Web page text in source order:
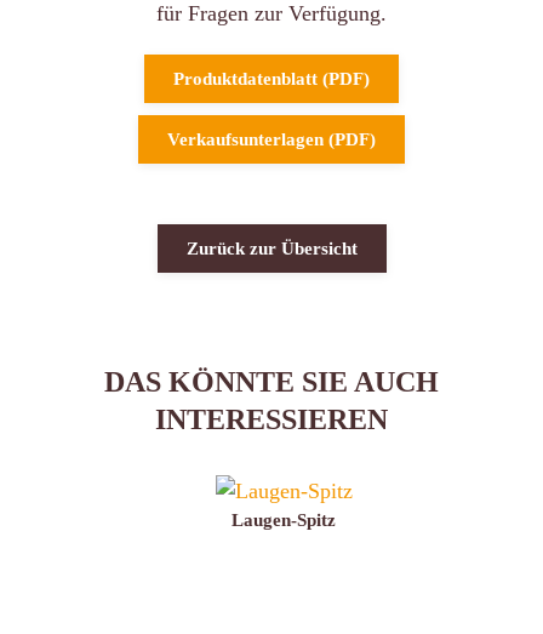
für Fragen zur Verfügung.
Produktdatenblatt (PDF)
Verkaufsunterlagen (PDF)
Zurück zur Übersicht
DAS KÖNNTE SIE AUCH
INTERESSIEREN
Laugen-Spitz